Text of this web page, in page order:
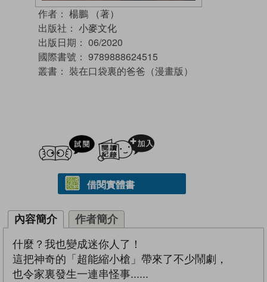
作者： 楊鵬 （著）
出版社： 小麥文化
出版日期： 06/2020
國際書號： 9789888624515
叢書： 裝在口袋裏的爸爸（漫畫版）
試閲
借閱實體書
內容簡介 作者簡介
什麼？我也變成迷你人了！
這把神奇的「超能縮小槍」帶來了不少鬧劇，
也令家裏發生一連串怪事......